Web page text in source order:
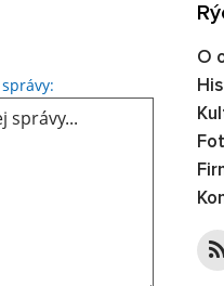
Text vašej správy...
O